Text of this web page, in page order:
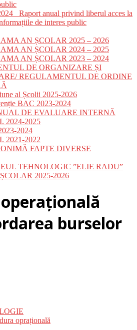
Raport anual privind liberul acces la
de interes public
AN ȘCOLAR 2025 – 2026
AN ȘCOLAR 2024 – 2025
AN ȘCOLAR 2023 – 2024
DE ORGANIZARE ȘI
REGULAMENTUL DE ORDINE
al Școlii 2025-2026
BAC 2023-2024
DE EVALUARE INTERNĂ
2024-2025
2024
2021-2022
FAPTE DIVERSE
TEHNOLOGIC ”ELIE RADU”
2025-2026
burselor
oprațională